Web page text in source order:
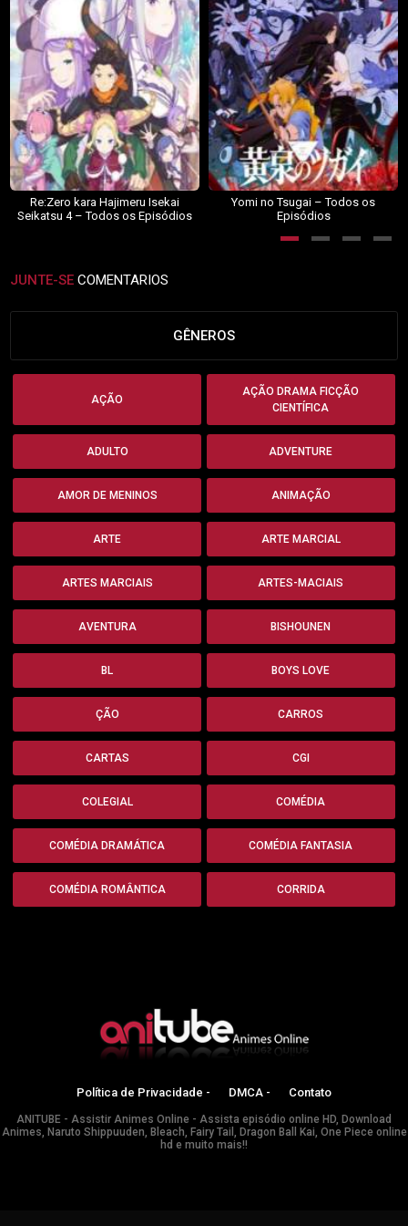
Re:Zero kara Hajimeru Isekai
Seikatsu 4 – Todos os Episódios
Yomi no Tsugai – Todos os
Episódios
JUNTE-SE COMENTARIOS
GÊNEROS
AÇÃO
AÇÃO DRAMA FICÇÃO
CIENTÍFICA
ADULTO ADVENTURE
AMOR DE MENINOS ANIMAÇÃO
ARTE ARTE MARCIAL
ARTES MARCIAIS ARTES-MACIAIS
AVENTURA BISHOUNEN
BL BOYS LOVE
ÇÃO CARROS
CARTAS CGI
COLEGIAL COMÉDIA
COMÉDIA DRAMÁTICA COMÉDIA FANTASIA
COMÉDIA ROMÂNTICA CORRIDA
Política de Privacidade - DMCA - Contato
ANITUBE - Assistir Animes Online - Assista episódio online HD, Download
Animes, Naruto Shippuuden, Bleach, Fairy Tail, Dragon Ball Kai, One Piece online
hd e muito mais!!